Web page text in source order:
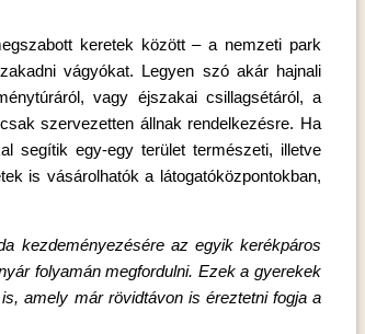
keretek között – a nemzeti park
vágyókat. Legyen szó akár hajnali
vagy éjszakai csillagsétáról, a
szervezetten állnak rendelkezésre. Ha
segítik egy-egy terület természeti, illetve
is vásárolhatók a látogatóközpontokban,
kezdeményezésére az egyik kerékpáros
folyamán megfordulni. Ezek a gyerekek
amely már rövidtávon is éreztetni fogja a